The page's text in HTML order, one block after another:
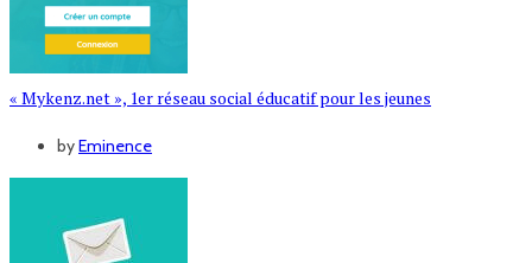
« Mykenz.net », 1er réseau social éducatif pour les jeunes
byEminence